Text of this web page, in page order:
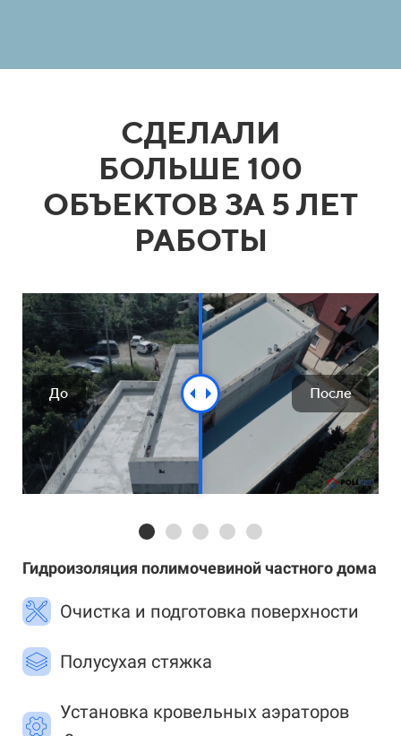
СДЕЛАЛИ
БОЛЬШЕ 100
ОБЪЕКТОВ ЗА 5 ЛЕТ
РАБОТЫ
До После
Гидроизоляция полимочевиной частного дома
Очистка и подготовка поверхности
Полусухая стяжка
Установка кровельных аэраторов